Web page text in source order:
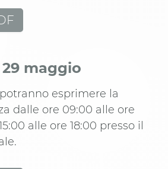
maggio
esprimere la
dalle ore 09:00 alle ore
alle ore 18:00 presso il